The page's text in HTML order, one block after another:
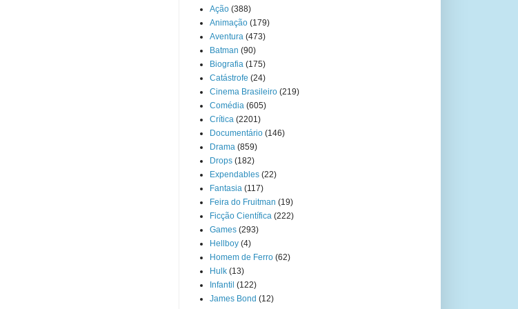
Ação (388)
Animação (179)
Aventura (473)
Batman (90)
Biografia (175)
Catástrofe (24)
Cinema Brasileiro (219)
Comédia (605)
Crítica (2201)
Documentário (146)
Drama (859)
Drops (182)
Expendables (22)
Fantasia (117)
Feira do Fruitman (19)
Ficção Científica (222)
Games (293)
Hellboy (4)
Homem de Ferro (62)
Hulk (13)
Infantil (122)
James Bond (12)